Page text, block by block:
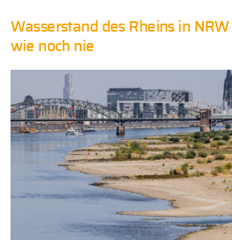
Wasserstand des Rheins in
wie noch nie